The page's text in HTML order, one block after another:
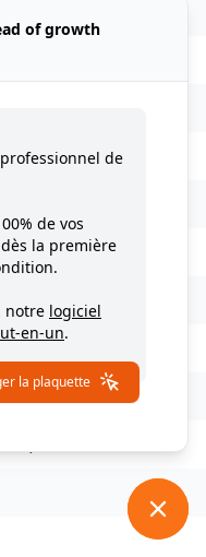
)
11600
of growth
de
de vos
dès la première
notre logiciel
en-un.
la plaquette